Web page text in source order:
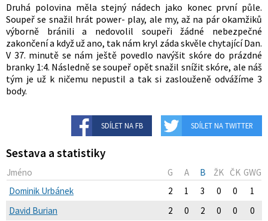
Druhá polovina měla stejný nádech jako konec první půle.
Soupeř se snažil hrát power- play, ale my, až na pár okamžiků
výborně bránili a nedovolil soupeři žádné nebezpečné
zakončení a když už ano, tak nám kryl záda skvěle chytající Dan.
V 37. minutě se nám ještě povedlo navýšit skóre do prázdné
branky 1:4. Následně se soupeř opět snažil snížit skóre, ale náš
tým je už k ničemu nepustil a tak si zaslouženě odvážíme 3
body.
SDÍLET NA FB SDÍLET NA TWITTER
Sestava a statistiky
Jméno G A B ŽK ČK GWG
Dominik Urbánek
2 1 3 0 0
1
David Burian
2 0 2 0 0
0